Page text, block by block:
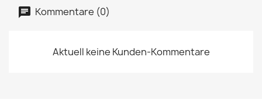
Kommentare (0)
Aktuell keine Kunden-Kommentare